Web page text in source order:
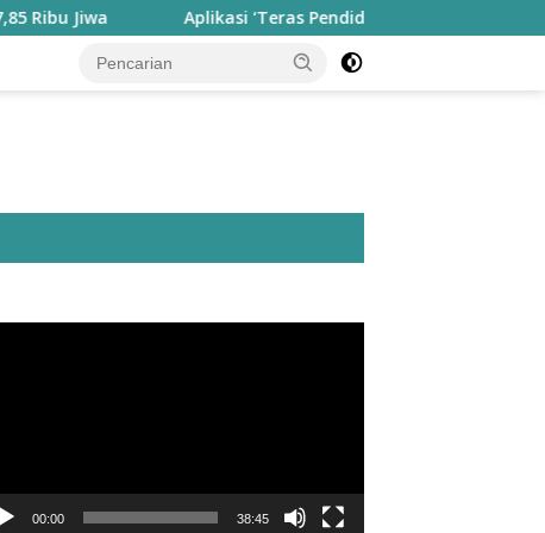
Aplikasi ‘Teras Pendidikan’ Disiapkan untuk Pantau
00:00 38:45